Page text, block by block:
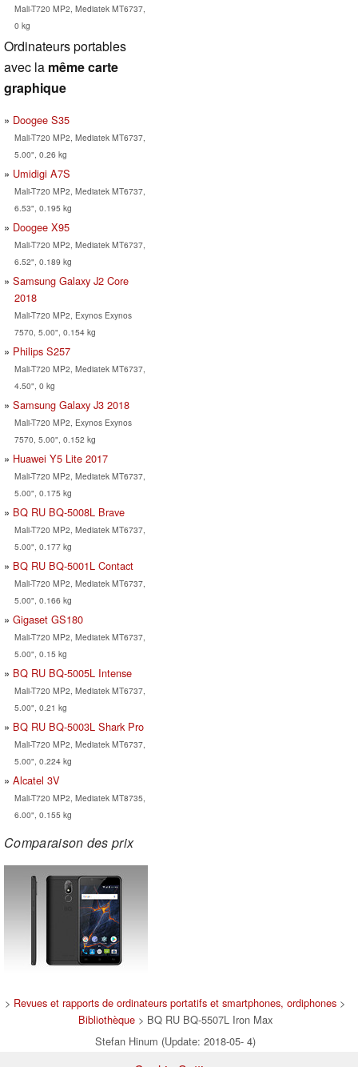
Mali-T720 MP2, Mediatek MT6737,
0 kg
Ordinateurs portables
avec la même carte
graphique
Doogee S35
Mali-T720 MP2, Mediatek MT6737,
5.00", 0.26 kg
Umidigi A7S
Mali-T720 MP2, Mediatek MT6737,
6.53", 0.195 kg
Doogee X95
Mali-T720 MP2, Mediatek MT6737,
6.52", 0.189 kg
Samsung Galaxy J2 Core
2018
Mali-T720 MP2, Exynos Exynos
7570, 5.00", 0.154 kg
Philips S257
Mali-T720 MP2, Mediatek MT6737,
4.50", 0 kg
Samsung Galaxy J3 2018
Mali-T720 MP2, Exynos Exynos
7570, 5.00", 0.152 kg
Huawei Y5 Lite 2017
Mali-T720 MP2, Mediatek MT6737,
5.00", 0.175 kg
BQ RU BQ-5008L Brave
Mali-T720 MP2, Mediatek MT6737,
5.00", 0.177 kg
BQ RU BQ-5001L Contact
Mali-T720 MP2, Mediatek MT6737,
5.00", 0.166 kg
Gigaset GS180
Mali-T720 MP2, Mediatek MT6737,
5.00", 0.15 kg
BQ RU BQ-5005L Intense
Mali-T720 MP2, Mediatek MT6737,
5.00", 0.21 kg
BQ RU BQ-5003L Shark Pro
Mali-T720 MP2, Mediatek MT6737,
5.00", 0.224 kg
Alcatel 3V
Mali-T720 MP2, Mediatek MT8735,
6.00", 0.155 kg
Comparaison des prix
> Revues et rapports de ordinateurs portatifs et smartphones, ordiphones >
Bibliothèque> BQ RU BQ-5507L Iron Max
Stefan Hinum (Update: 2018-05- 4)